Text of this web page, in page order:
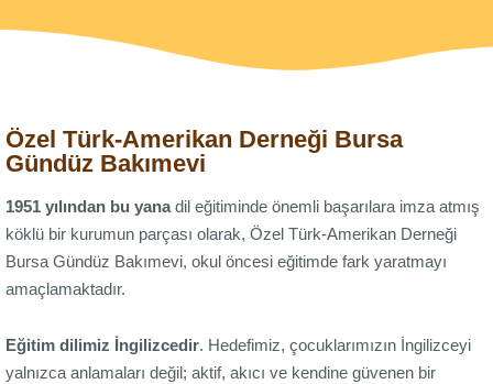
Özel Türk-Amerikan Derneği Bursa
Gündüz Bakımevi
1951 yılından bu yanadil eğitiminde önemli başarılara imza atmış
köklü bir kurumun parçası olarak, Özel Türk-Amerikan Derneği
Bursa Gündüz Bakımevi, okul öncesi eğitimde fark yaratmayı
amaçlamaktadır.
Eğitim dilimiz İngilizcedir. Hedefimiz, çocuklarımızın İngilizceyi
yalnızca anlamaları değil; aktif, akıcı ve kendine güvenen bir